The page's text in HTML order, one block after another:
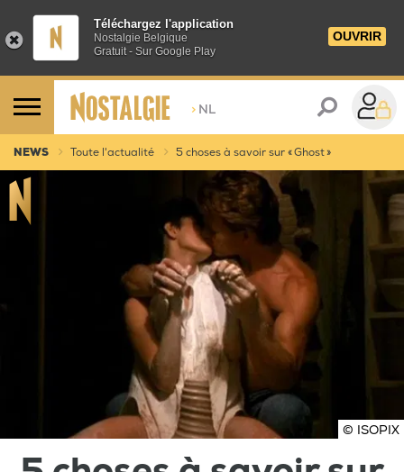
Téléchargez l'application
Nostalgie Belgique
Gratuit - Sur Google Play
OUVRIR
> NL
NEWS Toute l'actualité 5 choses à savoir sur « Ghost »
© ISOPIX